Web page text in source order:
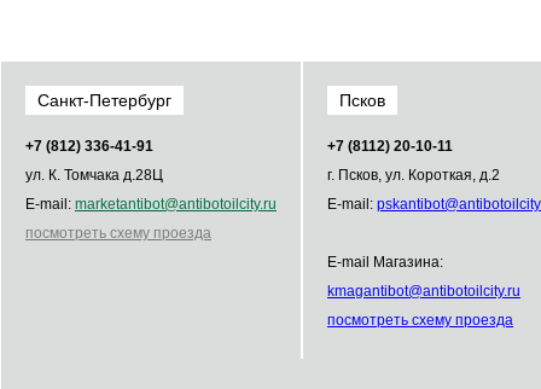
Санкт-Петербург
+7 (812) 336­-41­-91
ул. К. Томчака д.28Ц
E-mail: marketantibot@antibotoilcity.ru
посмотреть схему проезда
Псков
+7 (8112) 20-10-11
г. Псков, ул. Короткая, д.2
E-mail: pskantibot@antibot
E-mail Магазина:
kmagantibot@antibotoilcity.ru
посмотреть схему проезда